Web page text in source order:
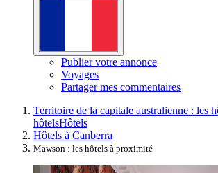
Publier votre annonce
Voyages
Partager mes commentaires
Territoire de la capitale australienne : les
hôtelsHôtels
Hôtels à Canberra
Mawson : les hôtels à proximité